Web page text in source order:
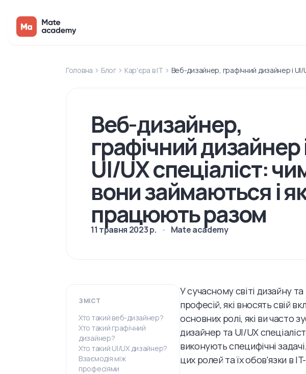
Головна Блог Кар'єра в IT Веб-дизайнер, графічний дизайнер і
Веб-дизайнер,
графічний дизайнер
UI/UX спеціаліст:
вони займаються і
працюють разом
11 травня 2023 р. Mate academy
ЗМІСТ
Хто такий веб-дизайнер?
Хто такий графічний
дизайнер?
Хто такий UI/UX дизайнер?
Взаємодія між
професіями
У сучасному світі дизайну
професій, які вносять свій
основних ролі, які ви часто
дизайнер та UI/UX
виконують специфічні
цих ролей та їх обов'язки в